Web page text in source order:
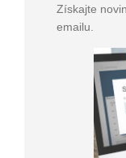
Získajte
emailu.